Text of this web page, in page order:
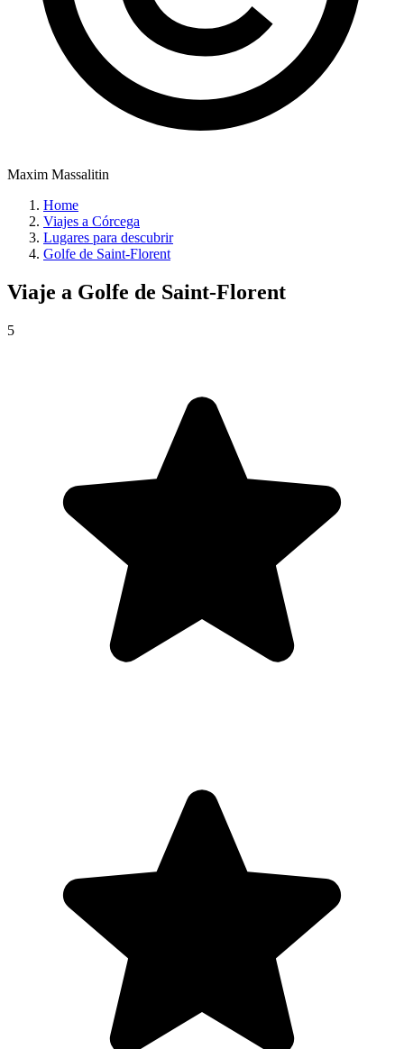
Maxim Massalitin
Home
Viajes a Córcega
Lugares para descubrir
Golfe de Saint-Florent
Viaje a Golfe de Saint-Florent
5